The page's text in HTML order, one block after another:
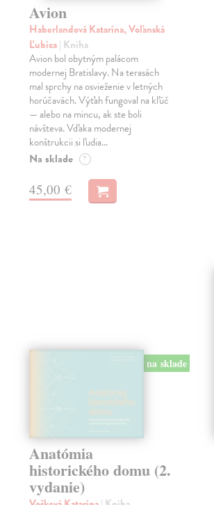
Avion
Haberlandová Katarína, Voľanská
Ľubica| Kniha
Avion bol obytným palácom
modernej Bratislavy. Na terasách
mal sprchy na osvieženie v letných
horúčavách. Výťah fungoval na kľúč
— alebo na mincu, ak ste boli
návšteva. Vďaka modernej
konštrukcii si ľudia…
Na sklade ?
45,00 €
na sklade
Anatómia
historického domu (2.
vydanie)